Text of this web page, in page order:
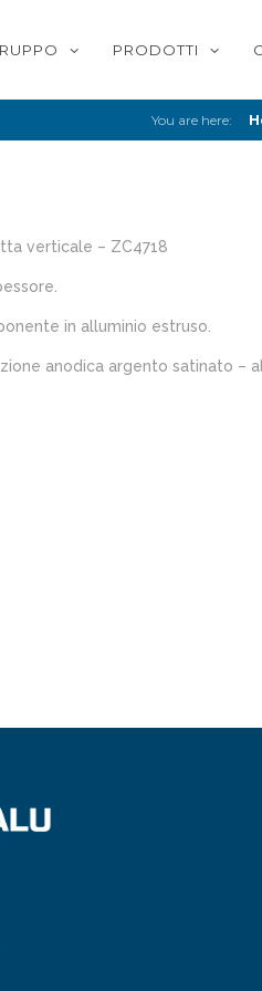
PRODOTTI
You are here:
verticale – ZC4718
in alluminio estruso.
anodica argento satinato –